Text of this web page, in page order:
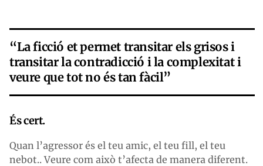
“La ficció et permet transitar els grisos i
transitar la contradicció i la complexitat i
veure que tot no és tan fàcil”
És cert.
Quan l’agressor és el teu amic, el teu fill, el teu
nebot.. Veure com això t’afecta de manera diferent.